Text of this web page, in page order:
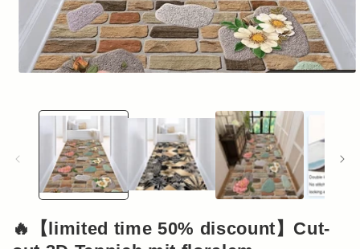
modale
🔥【limited time 50% discount】Cut-